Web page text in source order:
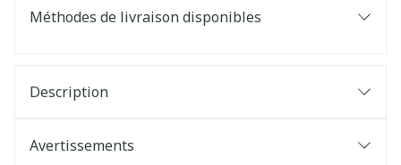
Méthodes de livraison disponibles
Description
Avertissements